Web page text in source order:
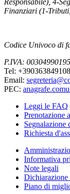
Finanziari (1-
Codice Univoco di
P.IVA: 00304990195
Tel: +390363849108
Email:
PEC:
Leggi le FAQ
Prenotazione
Segnalazione
Richiesta
Informativa
Note legali
Dichiarazione
Piano di